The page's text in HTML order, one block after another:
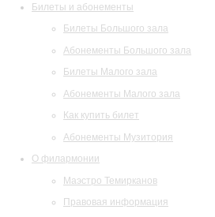
Билеты и абонементы
Билеты Большого зала
Абонементы Большого зала
Билеты Малого зала
Абонементы Малого зала
Как купить билет
Абонементы Музитория
О филармонии
Маэстро Темирканов
Правовая информация